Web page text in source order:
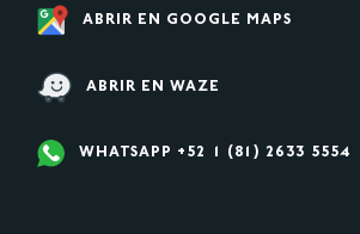
ABRIR EN GOOGLE MAPS
ABRIR EN WAZE
WHATSAPP +52 1 (81) 2633 5554